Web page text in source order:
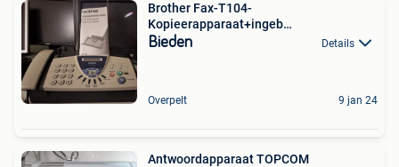
Brother Fax-T104-
Kopieerapparaat+ingeb
telefoon+antwoord app
Bieden Details
Overpelt 9 jan 24
Antwoordapparaat TOPCOM